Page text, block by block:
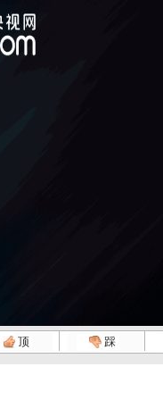
顶 踩